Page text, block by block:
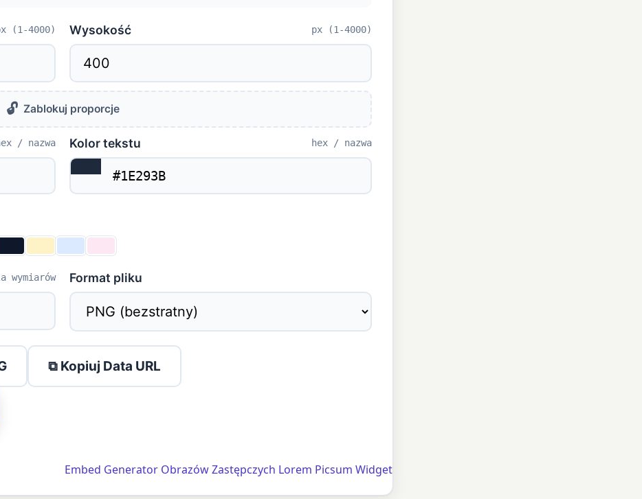
(1-4000) Wysokość px (1-4000)
🔓 Zablokuj proporcje
/ nazwa Kolor tekstu hex / nazwa
wymiarów Format pliku
⧉ Kopiuj Data URL
Embed Generator Obrazów Zastępczych Lorem Picsum Widget